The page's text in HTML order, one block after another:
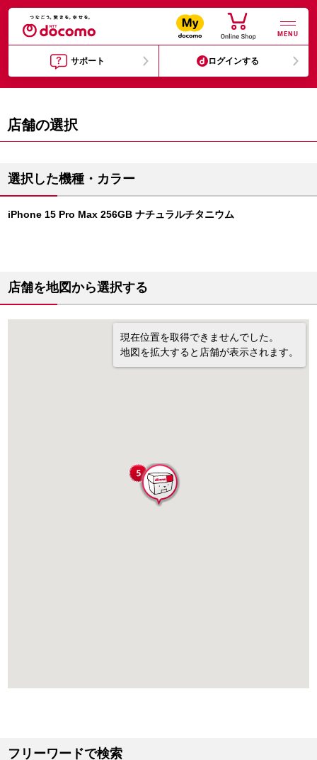
MENU
サポート ログインする
店舗の選択
選択した機種・カラー
iPhone 15 Pro Max 256GB ナチュラルチタニウム
店舗を地図から選択する
現在位置を取得できませんでした。
地図を拡大すると店舗が表示されます。
フリーワードで検索